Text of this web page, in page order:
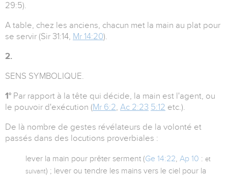
29:5).
A table, chez les anciens, chacun met la main au plat pour
se servir (Sir 31:14, Mr 14:20).
2.
SENS SYMBOLIQUE.
1° Par rapport à la tête qui décide, la main est l'agent, ou
le pouvoir d'exécution (Mr 6:2, Ac 2:23 5:12 etc.).
De là nombre de gestes révélateurs de la volonté et
passés dans des locutions proverbiales :
lever la main pour prêter serment (Ge 14:22, Ap 10 : et
suivant) ; lever ou tendre les mains vers le ciel pour la